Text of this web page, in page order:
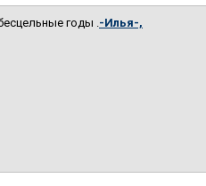
годы .-Илья-,